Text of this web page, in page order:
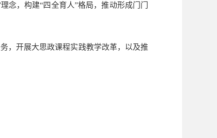
念，构建“四全育人”格局，推动形成门门
开展大思政课程实践教学改革，以及推